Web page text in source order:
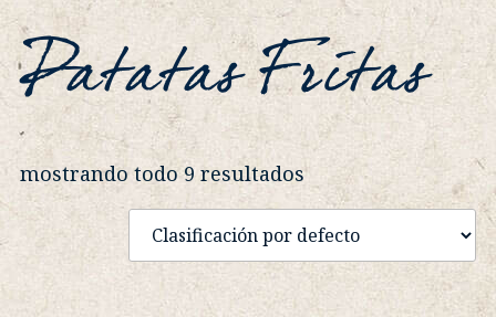
Patatas Fritas
mostrando todo 9 resultados